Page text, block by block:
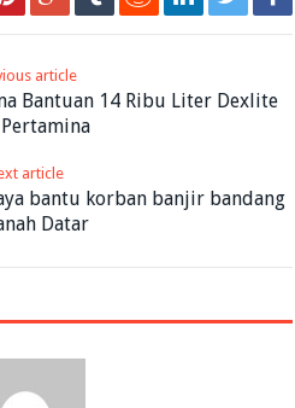
article
Bantuan 14 Ribu Liter Dexlite
article
bantu korban banjir bandang
Datar